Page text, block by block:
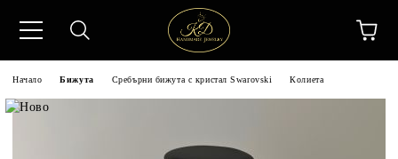
Начало Бижута Сребърни бижута с кристал Swarovski Колиета